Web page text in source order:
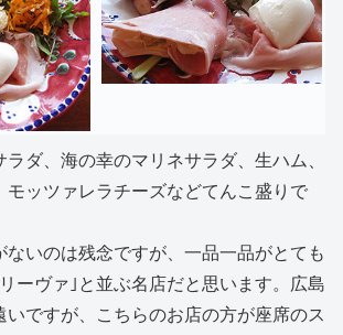
ラダ、海の幸のマリネサラダ、生ハム、
モッツァレラチーズなどてんこ盛りで
ないのは残念ですが、一品一品がとても
ーヴァ｣と並ぶ名店だと思います。広島
いですが、こちらのお店の方が座席のス